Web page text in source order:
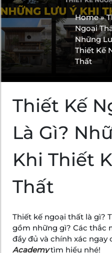
Home»
Ngoại
Những
Thiết Kế
Thất
Thiết Kế
Là Gì?
Khi Thiết
Thất
Thiết kế ngoại thất là gì?
gồm những gì? Các thắc
đầy đủ và chính xác ngay
Academytìm hiểu nhé!